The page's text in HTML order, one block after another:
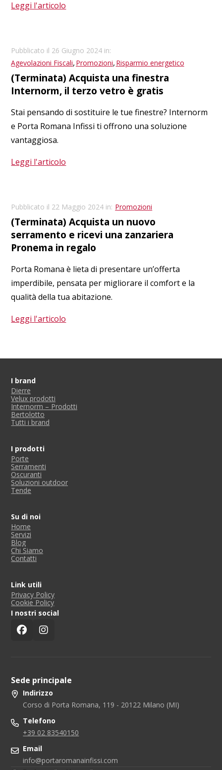
Leggi l'articolo
Pubblicato il 26 Giugno 2024 in:
Agevolazioni Fiscali, Promozioni, Risparmio energetico
(Terminata) Acquista una finestra
Internorm, il terzo vetro è gratis
Stai pensando di sostituire le tue finestre? Internorm
e Porta Romana Infissi ti offrono una soluzione
vantaggiosa.
Leggi l'articolo
Pubblicato il 22 Maggio 2024 in: Promozioni
(Terminata) Acquista un nuovo
serramento e ricevi una zanzariera
Pronema in regalo
Porta Romana è lieta di presentare un’offerta
imperdibile, pensata per migliorare il comfort e la
qualità della tua abitazione.
Leggi l'articolo
I brand
Dierre
Velux prodotti
Internorm – Prodotti
Bertolotto
Tutti i brand
I prodotti
Porte
Serramenti
Oscuranti
Soluzioni outdoor
Tende
Su di noi
Home
Servizi
Blog
Chi Siamo
Contatti
Link utili
Privacy Policy
Cookie Policy
I nostri social
Sede principale
Indirizzo
Corso di Porta Romana, 119 - 20122 Milano (MI)
Telefono
+39 02 83540150
Email
info@portaromanainfissi.com